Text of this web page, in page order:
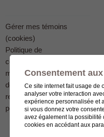
Gérer mes témoins
(cookies)
Politique de
confidentialité en
matière
de protection des
renseignements
personnels
Consentement
Ce site internet fait usage de
analyser votre interaction
expérience personnalisée et
si vous donnez votre
avez également la possibilité
cookies en accédant aux